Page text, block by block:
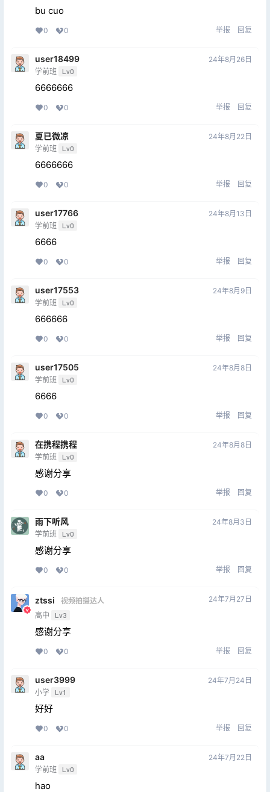
bu cuo
0 0 举报 回复
user18499
学前班 Lv0
24年8月26日
6666666
0 0 举报 回复
夏已微凉
学前班 Lv0
24年8月22日
6666666
0 0 举报 回复
user17766
学前班 Lv0
24年8月13日
6666
0 0 举报 回复
user17553
学前班 Lv0
24年8月9日
666666
0 0 举报 回复
user17505
学前班 Lv0
24年8月8日
6666
0 0 举报 回复
在携程携程
学前班 Lv0
24年8月8日
感谢分享
0 0 举报 回复
雨下听风
学前班 Lv0
24年8月3日
感谢分享
0 0 举报 回复
ztssi
视频拍摄达人
高中
Lv3
24年7月27日
感谢分享
0 0 举报 回复
user3999
小学 Lv1
24年7月24日
好好
0 0 举报 回复
aa
学前班 Lv0
24年7月22日
hao